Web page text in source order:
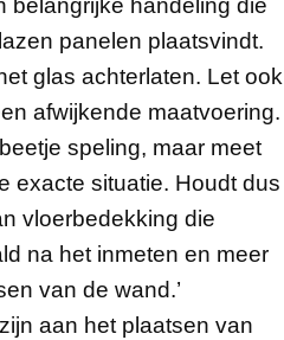
belangrijke handeling die
panelen plaatsvindt.
glas achterlaten. Let ook
afwijkende maatvoering.
speling, maar meet
exacte situatie. Houdt dus
vloerbedekking die
na het inmeten en meer
van de wand.’
aan het plaatsen van